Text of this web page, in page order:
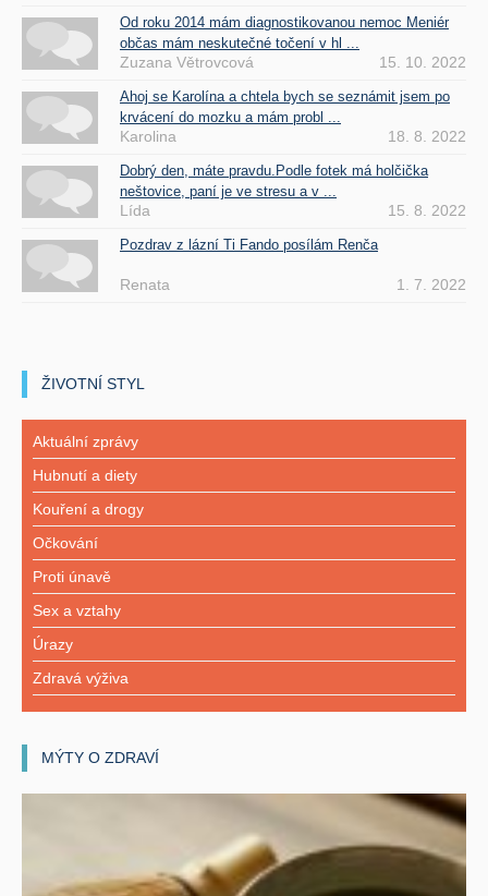
Od roku 2014 mám diagnostikovanou nemoc Meniér
občas mám neskutečné točení v hl ...
Zuzana Větrovcová 15. 10. 2022
Ahoj se Karolína a chtela bych se seznámit jsem po
krvácení do mozku a mám probl ...
Karolina 18. 8. 2022
Dobrý den, máte pravdu.Podle fotek má holčička
neštovice, paní je ve stresu a v ...
Lída 15. 8. 2022
Pozdrav z lázní Ti Fando posílám Renča
Renata 1. 7. 2022
ŽIVOTNÍ STYL
Aktuální zprávy
Hubnutí a diety
Kouření a drogy
Očkování
Proti únavě
Sex a vztahy
Úrazy
Zdravá výživa
MÝTY O ZDRAVÍ